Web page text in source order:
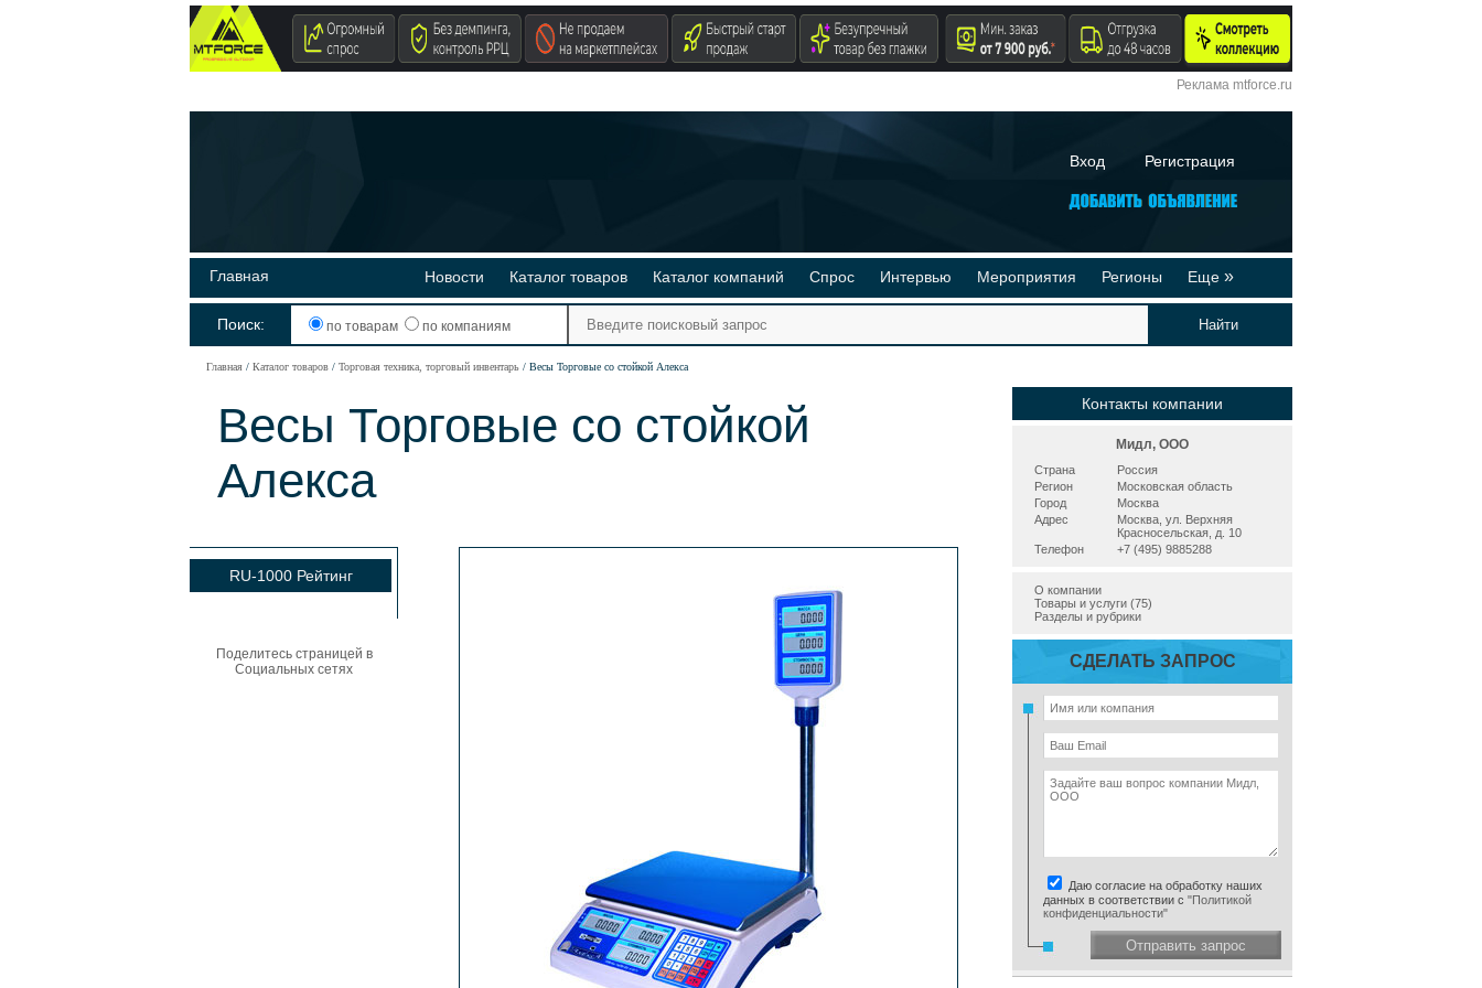
Реклама mtforce.ru
Вход Регистрация
Главная Новости Каталог товаров Каталог компаний Спрос Интервью Мероприятия Регионы Еще »
Реклама на сайте
Поиск: по товарам по компаниям
Главная Каталог товаров Торговая техника, торговый инвентарь Весы Торговые со стойкой Алекса
Весы Торговые со стойкой
Алекса
RU-1000 Рейтинг
Поделитесь страницей в
Социальных сетях
Контакты компании
Мидл, ООО
Страна
Россия
Регион
Московская область
Город
Москва
Адрес
Москва, ул. Верхняя
Красносельская, д. 10
Телефон
+7 (495) 9885288
О компании
Товары и услуги (75)
Разделы и рубрики
СДЕЛАТЬ ЗАПРОС
Даю согласие на обработку наших
данных в соответствии с "Политикой
конфиденциальности"
Отправить запрос